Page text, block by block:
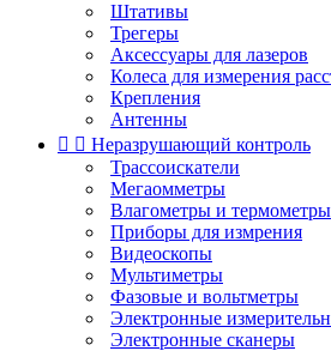
Штативы
Трегеры
Аксессуары для лазеров
Колеса для измерения
Крепления
Антенны
  Неразрушающий контроль
Трассоискатели
Мегаомметры
Влагометры и термометры
Приборы для измрения
Видеоскопы
Мультиметры
Фазовые и вольтметры
Электронные
Электронные сканеры